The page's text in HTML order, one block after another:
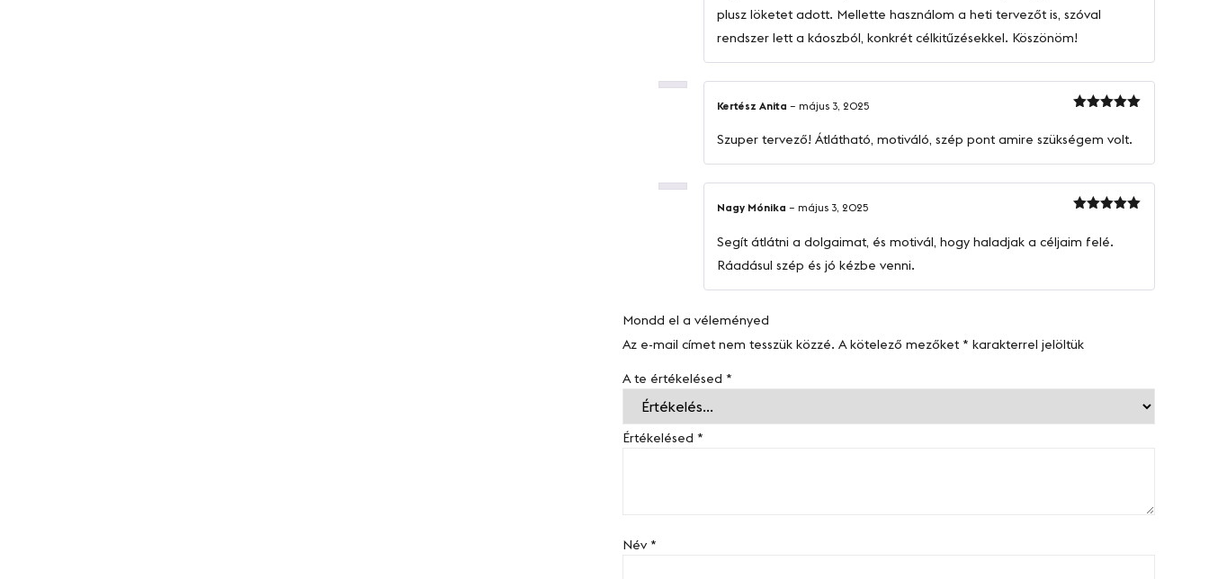
plusz löketet adott. Mellette használom a heti tervezőt is, szóval
rendszer lett a káoszból, konkrét célkitűzésekkel. Köszönöm!
5
Kertész Anita – május 3, 2025
Szuper tervező! Átlátható, motiváló, szép pont amire szükségem volt.
Nagy Mónika – május 3, 2025
Segít átlátni a dolgaimat, és motivál, hogy haladjak a céljaim felé.
Ráadásul szép és jó kézbe venni.
Mondd el a véleményed
Az e-mail címet nem tesszük közzé. A kötelező mezőket * karakterrel jelöltük
A te értékelésed *
Értékelésed *
Név *